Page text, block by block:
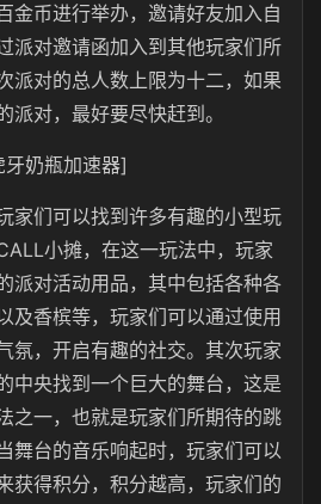
金币进行举办，邀请好友加入自
派对邀请函加入到其他玩家们所
派对的总人数上限为十二，如果
派对，最好要尽快赶到。
牙奶瓶加速器]
家们可以找到许多有趣的小型玩
小摊，在这一玩法中，玩家
派对活动用品，其中包括各种各
及香槟等，玩家们可以通过使用
氛，开启有趣的社交。其次玩家
中央找到一个巨大的舞台，这是
之一，也就是玩家们所期待的跳
舞台的音乐响起时，玩家们可以
获得积分，积分越高，玩家们的